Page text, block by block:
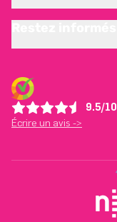
9.5/10
Écrire un avis ->